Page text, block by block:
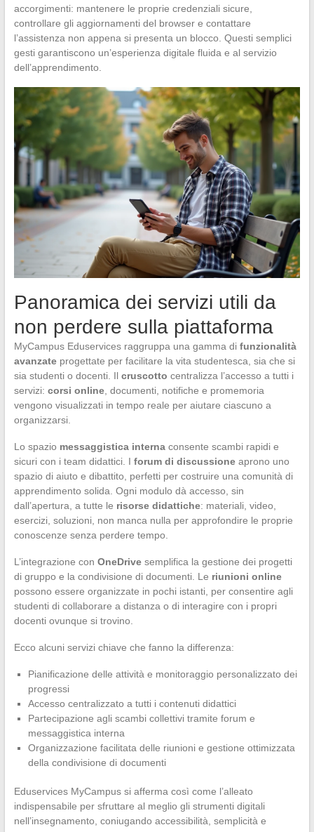
accorgimenti: mantenere le proprie credenziali sicure,
controllare gli aggiornamenti del browser e contattare
l’assistenza non appena si presenta un blocco. Questi semplici
gesti garantiscono un’esperienza digitale fluida e al servizio
dell’apprendimento.
Panoramica dei servizi utili da
non perdere sulla piattaforma
MyCampus Eduservices raggruppa una gamma di funzionalità
avanzateprogettate per facilitare la vita studentesca, sia che si
sia studenti o docenti. Il cruscotto centralizza l’accesso a tutti i
servizi: corsi online, documenti, notifiche e promemoria
vengono visualizzati in tempo reale per aiutare ciascuno a
organizzarsi.
Lo spazio messaggistica internaconsente scambi rapidi e
sicuri con i team didattici. I forum di discussioneaprono uno
spazio di aiuto e dibattito, perfetti per costruire una comunità di
apprendimento solida. Ogni modulo dà accesso, sin
dall’apertura, a tutte le risorse didattiche: materiali, video,
esercizi, soluzioni, non manca nulla per approfondire le proprie
conoscenze senza perdere tempo.
L’integrazione con OneDrivesemplifica la gestione dei progetti
di gruppo e la condivisione di documenti. Le riunioni online
possono essere organizzate in pochi istanti, per consentire agli
studenti di collaborare a distanza o di interagire con i propri
docenti ovunque si trovino.
Ecco alcuni servizi chiave che fanno la differenza:
Pianificazione delle attività e monitoraggio personalizzato dei
progressi
Accesso centralizzato a tutti i contenuti didattici
Partecipazione agli scambi collettivi tramite forum e
messaggistica interna
Organizzazione facilitata delle riunioni e gestione ottimizzata
della condivisione di documenti
Eduservices MyCampus si afferma così come l’alleato
indispensabile per sfruttare al meglio gli strumenti digitali
nell’insegnamento, coniugando accessibilità, semplicità e